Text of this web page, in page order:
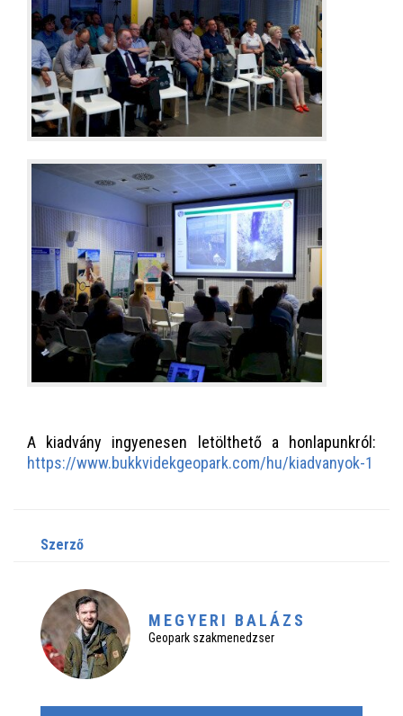
A kiadvány ingyenesen letölthető a honlapunkról:
https://www.bukkvidekgeopark.com/hu/kiadvanyok-1
szerző
MEGYERI BALÁZS
Geopark szakmenedzser